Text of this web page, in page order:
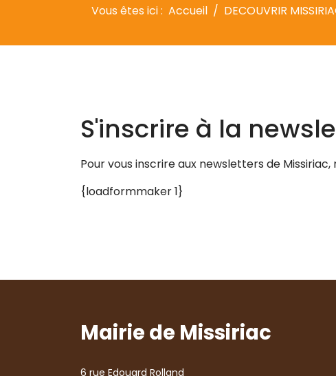
Vous êtes ici : Accueil DECOUVRIR
S'inscrire à la
Pour vous inscrire aux newsletters de
{loadformmaker 1}
Mairie de Missiriac
6 rue Edouard Rolland